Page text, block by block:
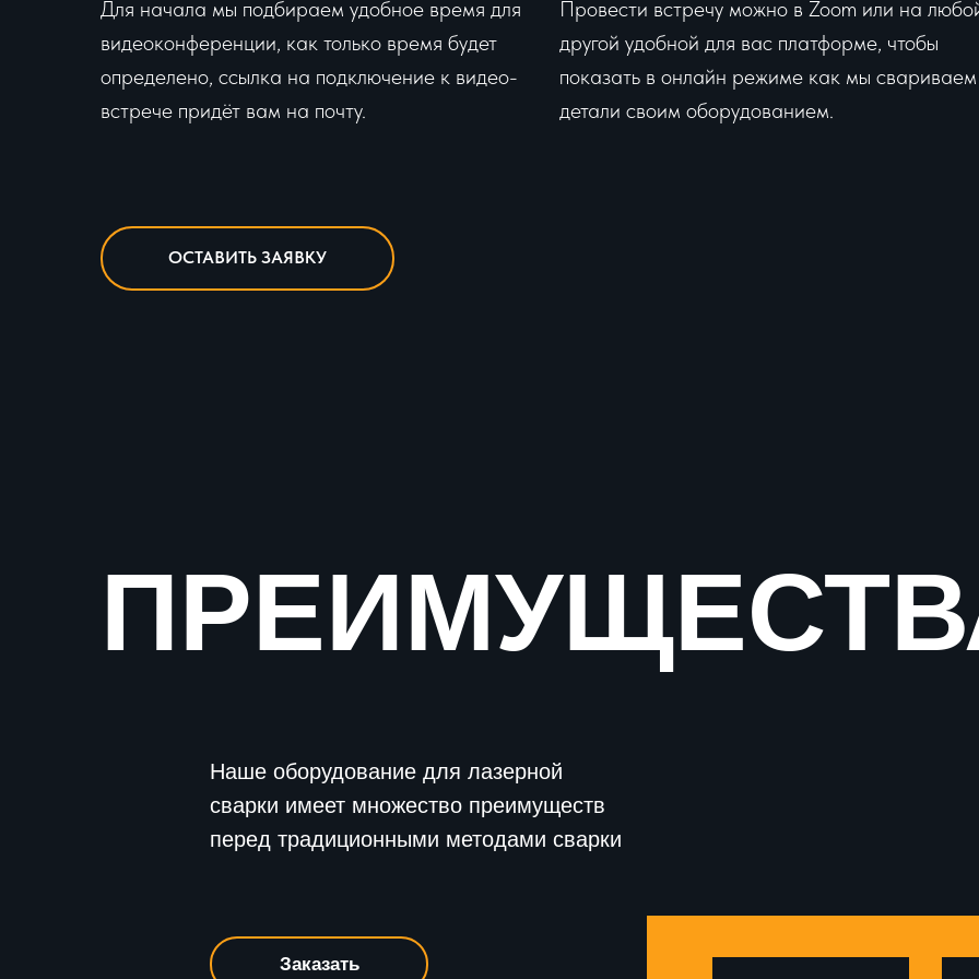
Для начала мы подбираем удобное время для
видеоконференции, как только время будет
определено, ссылка на подключение к видео-
встрече придёт вам на почту.
Провести встречу можно в Zoom или на
другой удобной для вас платформе, чтобы
показать в онлайн режиме как мы свариваем
детали своим оборудованием.
ОСТАВИТЬ ЗАЯВКУ
Наше оборудование для лазерной
сварки имеет множество преимуществ
перед традиционными методами сварки
Заказать